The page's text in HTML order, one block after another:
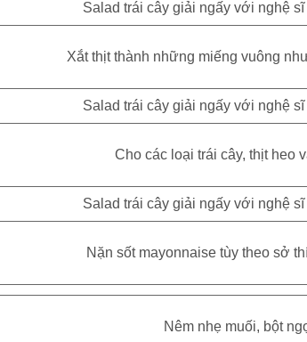
Xắt thịt thành những miếng vuông
Cho các loại trái cây, thịt heo
Nặn sốt mayonnaise tùy theo sở
Nêm nhẹ muối, bột